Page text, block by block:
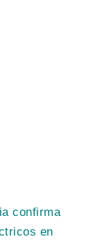
confirma
en